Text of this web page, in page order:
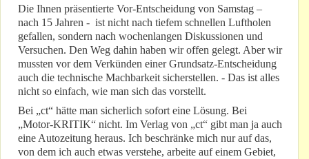
Die Ihnen präsentierte Vor-Entscheidung von Samstag –
nach 15 Jahren - ist nicht nach tiefem schnellen Luftholen
gefallen, sondern nach wochenlangen Diskussionen und
Versuchen. Den Weg dahin haben wir offen gelegt. Aber wir
mussten vor dem Verkünden einer Grundsatz-Entscheidung
auch die technische Machbarkeit sicherstellen. - Das ist alles
nicht so einfach, wie man sich das vorstellt.
Bei „ct“ hätte man sicherlich sofort eine Lösung. Bei
„Motor-KRITIK“ nicht. Im Verlag von „ct“ gibt man ja auch
eine Autozeitung heraus. Ich beschränke mich nur auf das,
von dem ich auch etwas verstehe, arbeite auf einem Gebiet,